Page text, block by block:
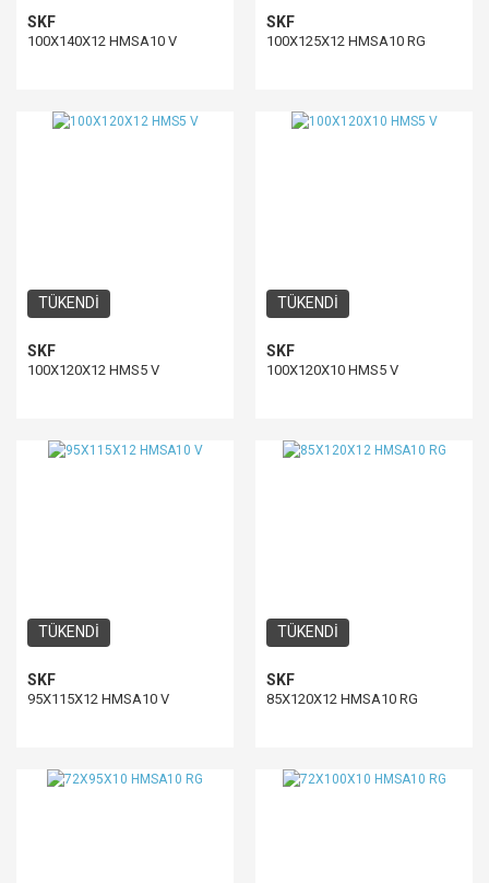
SKF
100X140X12 HMSA10 V
SKF
100X125X12 HMSA10 RG
TÜKENDİ
SKF
100X120X12 HMS5 V
TÜKENDİ
SKF
100X120X10 HMS5 V
TÜKENDİ
SKF
95X115X12 HMSA10 V
TÜKENDİ
SKF
85X120X12 HMSA10 RG